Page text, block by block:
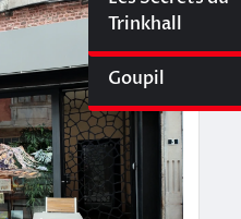
Cyberliège
Trinkhall
Goupil